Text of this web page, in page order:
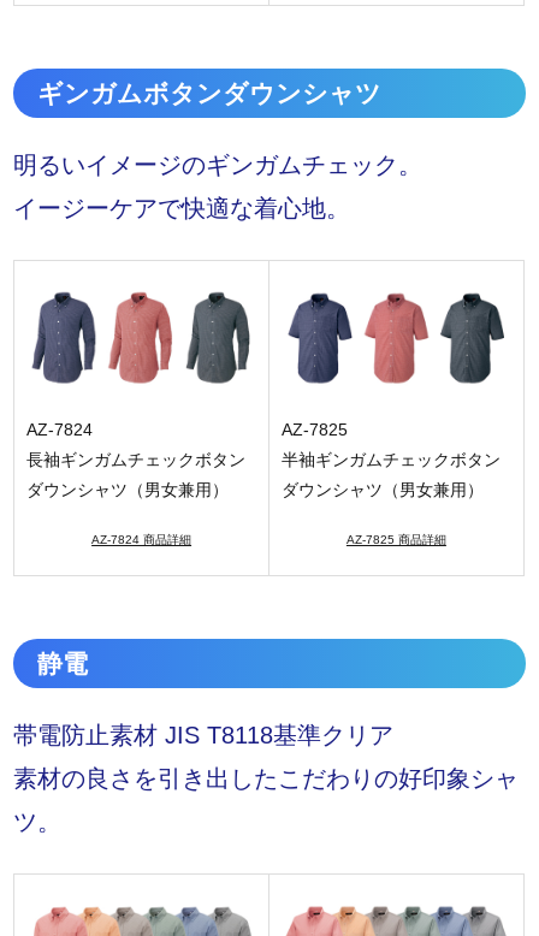
ギンガムボタンダウンシャツ
明るいイメージのギンガムチェック。
イージーケアで快適な着心地。
AZ-7824
長袖ギンガムチェックボタン
ダウンシャツ（男女兼用）
AZ-7824 商品詳細
AZ-7825
半袖ギンガムチェックボタン
ダウンシャツ（男女兼用）
AZ-7825 商品詳細
静電
帯電防止素材 JIS T8118基準クリア
素材の良さを引き出したこだわりの好印象シャ
ツ。